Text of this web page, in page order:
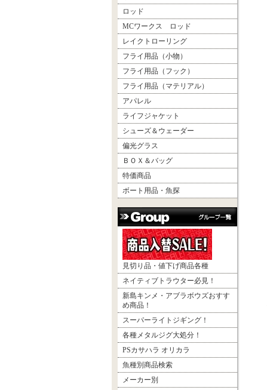
ロッド
MCワークス ロッド
レイクトローリング
フライ用品（小物）
フライ用品（フック）
フライ用品（マテリアル）
アパレル
ライフジャケット
シューズ＆ウェーダー
偏光グラス
ＢＯＸ＆バッグ
特価商品
ボート用品・魚探
見切り品・値下げ商品各種
ネイティブトラウター必見！
新島キンメ・アブラボウズおすす
め商品！
スーパーライトジギング！
各種メタルジグ大処分！
PSカサハラ オリカラ
魚種別商品検索
メーカー別